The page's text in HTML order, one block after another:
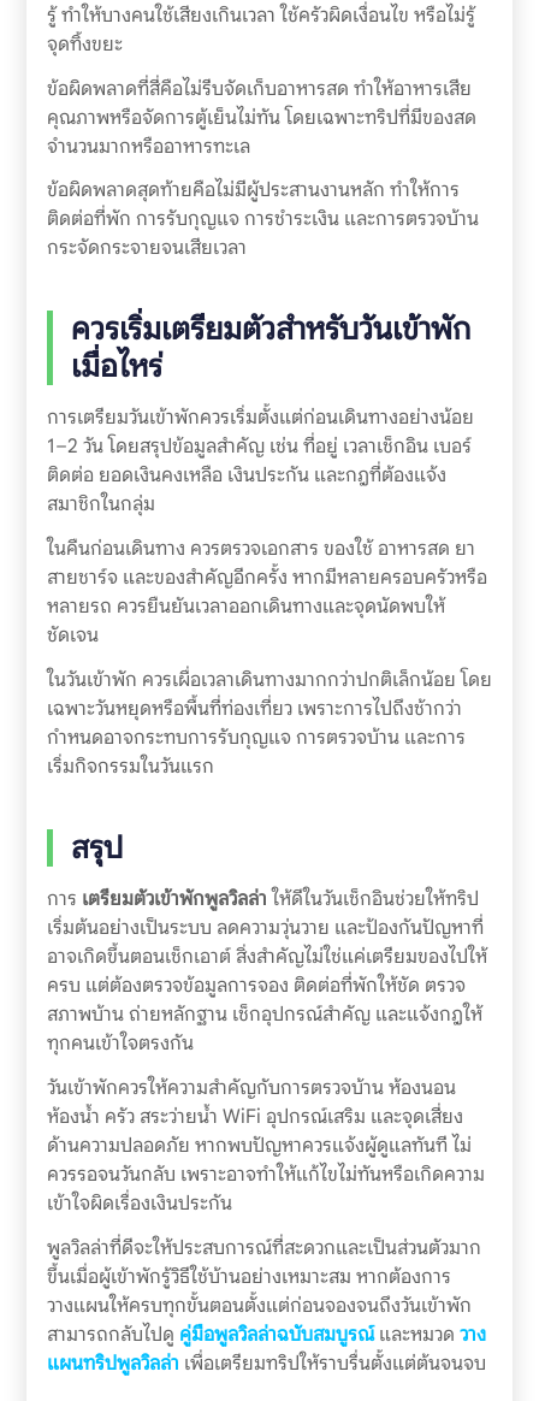
รู้ ทำให้บางคนใช้เสียงเกินเวลา ใช้ครัวผิดเงื่อนไข หรือไม่รู้
จุดทิ้งขยะ
ข้อผิดพลาดที่สี่คือไม่รีบจัดเก็บอาหารสด ทำให้อาหารเสีย
คุณภาพหรือจัดการตู้เย็นไม่ทัน โดยเฉพาะทริปที่มีของสด
จำนวนมากหรืออาหารทะเล
ข้อผิดพลาดสุดท้ายคือไม่มีผู้ประสานงานหลัก ทำให้การ
ติดต่อที่พัก การรับกุญแจ การชำระเงิน และการตรวจบ้าน
กระจัดกระจายจนเสียเวลา
ควรเริ่มเตรียมตัวสำหรับวันเข้าพัก
เมื่อไหร่
การเตรียมวันเข้าพักควรเริ่มตั้งแต่ก่อนเดินทางอย่างน้อย
1–2 วัน โดยสรุปข้อมูลสำคัญ เช่น ที่อยู่ เวลาเช็กอิน เบอร์
ติดต่อ ยอดเงินคงเหลือ เงินประกัน และกฎที่ต้องแจ้ง
สมาชิกในกลุ่ม
ในคืนก่อนเดินทาง ควรตรวจเอกสาร ของใช้ อาหารสด ยา
สายชาร์จ และของสำคัญอีกครั้ง หากมีหลายครอบครัวหรือ
หลายรถ ควรยืนยันเวลาออกเดินทางและจุดนัดพบให้
ชัดเจน
ในวันเข้าพัก ควรเผื่อเวลาเดินทางมากกว่าปกติเล็กน้อย โดย
เฉพาะวันหยุดหรือพื้นที่ท่องเที่ยว เพราะการไปถึงช้ากว่า
กำหนดอาจกระทบการรับกุญแจ การตรวจบ้าน และการ
เริ่มกิจกรรมในวันแรก
สรุป
การ เตรียมตัวเข้าพักพูลวิลล่าให้ดีในวันเช็กอินช่วยให้ทริป
เริ่มต้นอย่างเป็นระบบ ลดความวุ่นวาย และป้องกันปัญหาที่
อาจเกิดขึ้นตอนเช็กเอาต์ สิ่งสำคัญไม่ใช่แค่เตรียมของไปให้
ครบ แต่ต้องตรวจข้อมูลการจอง ติดต่อที่พักให้ชัด ตรวจ
สภาพบ้าน ถ่ายหลักฐาน เช็กอุปกรณ์สำคัญ และแจ้งกฎให้
ทุกคนเข้าใจตรงกัน
วันเข้าพักควรให้ความสำคัญกับการตรวจบ้าน ห้องนอน
ห้องน้ำ ครัว สระว่ายน้ำ WiFi อุปกรณ์เสริม และจุดเสี่ยง
ด้านความปลอดภัย หากพบปัญหาควรแจ้งผู้ดูแลทันที ไม่
ควรรอจนวันกลับ เพราะอาจทำให้แก้ไขไม่ทันหรือเกิดความ
เข้าใจผิดเรื่องเงินประกัน
พูลวิลล่าที่ดีจะให้ประสบการณ์ที่สะดวกและเป็นส่วนตัวมาก
ขึ้นเมื่อผู้เข้าพักรู้วิธีใช้บ้านอย่างเหมาะสม หากต้องการ
วางแผนให้ครบทุกขั้นตอนตั้งแต่ก่อนจองจนถึงวันเข้าพัก
สามารถกลับไปดู คู่มือพูลวิลล่าฉบับสมบูรณ์และหมวด วาง
แผนทริปพูลวิลล่า เพื่อเตรียมทริปให้ราบรื่นตั้งแต่ต้นจนจบ